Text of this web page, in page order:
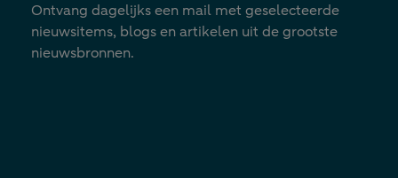
Ontvang dagelijks een mail met geselecteerde
nieuwsitems, blogs en artikelen uit de grootste
nieuwsbronnen.